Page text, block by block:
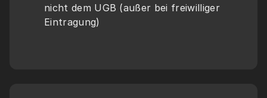
nicht dem UGB (außer bei freiwilliger
Eintragung)